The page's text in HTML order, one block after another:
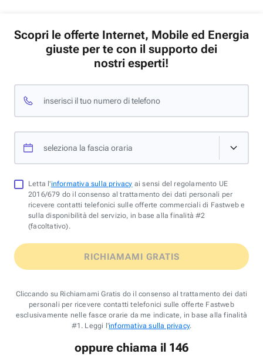
Scopri le offerte Internet, Mobile ed Energia
giuste per te con il supporto dei
nostri esperti!
inserisci il tuo numero di telefono
seleziona la fascia oraria
Letta l'informativa sulla privacy ai sensi del regolamento UE
2016/679 do il consenso al trattamento dei dati personali per
ricevere contatti telefonici sulle offerte commerciali di Fastweb e
sulla disponibilità del servizio, in base alla finalità #2
(facoltativo).
RICHIAMAMI GRATIS
Cliccando su Richiamami Gratis do il consenso al trattamento dei dati
personali per ricevere contatti telefonici sulle offerte Fastweb
esclusivamente nelle fasce orarie da me indicate, in base alla finalità
#1. Leggi l'informativa sulla privacy.
oppure chiama il 146